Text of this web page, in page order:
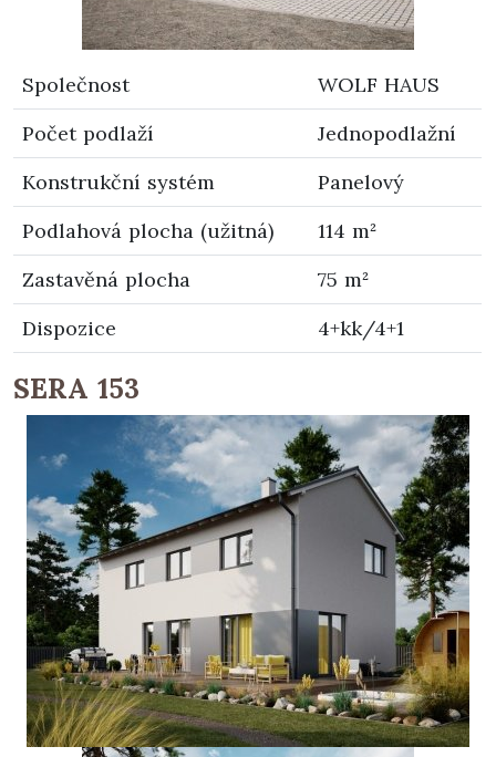
Společnost
WOLF HAUS
Počet podlaží
Jednopodlažní
Konstrukční systém
Panelový
Podlahová plocha (užitná)
114 m²
Zastavěná plocha
75 m²
Dispozice
4+kk/4+1
SERA 153